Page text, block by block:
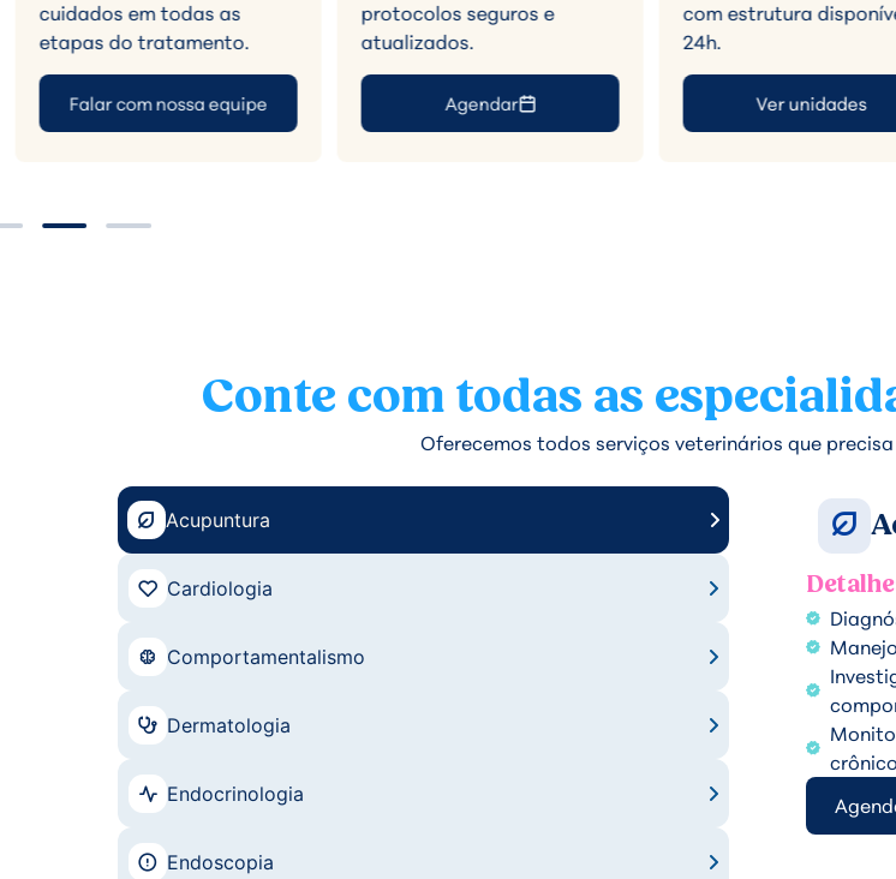
cuidados em todas as
etapas do tratamento.
Falar com nossa equipe
protocolos seguros e
atualizados.
Agendar
com estrutura
24h.
Ver unidades
Conte com todas as
Oferecemos todos serviços veterinários que
Acupuntura
Cardiologia
Comportamentalismo
Dermatologia
Endocrinologia
Endoscopia
crônico